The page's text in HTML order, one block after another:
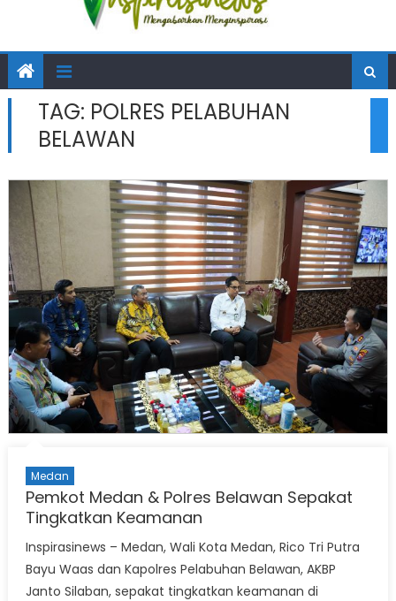
TAG: POLRES PELABUHAN
BELAWAN
Medan
Pemkot Medan & Polres Belawan Sepakat
Tingkatkan Keamanan
Inspirasinews – Medan, Wali Kota Medan, Rico Tri Putra
Bayu Waas dan Kapolres Pelabuhan Belawan, AKBP
Janto Silaban, sepakat tingkatkan keamanan di